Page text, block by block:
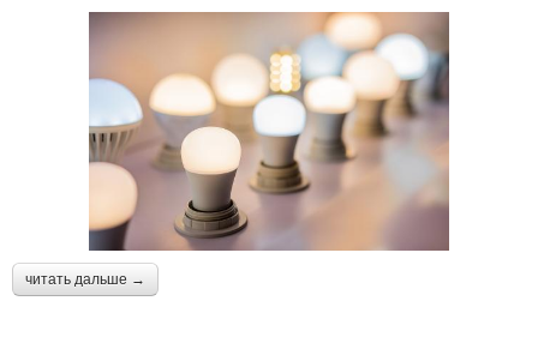
читать дальше →